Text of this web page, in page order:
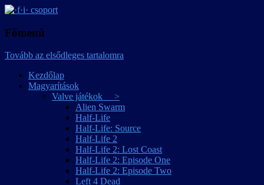
·f·i· csoport
Főmenü
Tovább az elsődleges tartalomra
Kezdőlap
Magyarítások
Valve játékok >
Alien Swarm
Half-Life
Half-Life: Source
Half-Life 2
Half-Life 2: Lost Coast
Half-Life 2: Episode One
Half-Life 2: Episode Two
Left 4 Dead